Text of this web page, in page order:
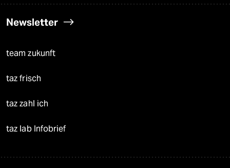
Newsletter
team zukunft
taz frisch
taz zahl ich
taz lab Infobrief